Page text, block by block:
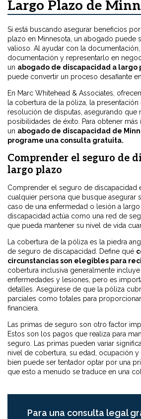
Largo Plazo de
Si está buscando asegurar beneficios
plazo en Minnesota, un abogado puede
valioso. Al ayudar con la
documentación y representarlo en
un abogado de discapacidad a largo
puede convertir un proceso desafiante
En Marc Whitehead & Associates,
la cobertura de la póliza, la
resolución de disputas, asegurando que
posibilidades de éxito. Para obtener
un abogado de discapacidad de
programe una consulta gratuita.
Comprender el seguro de
largo plazo
Comprender el seguro de discapacidad
cualquier persona que busque asegurar
caso de una enfermedad o lesión a
discapacidad actúa como una red de
que pueda mantener su nivel de vida
La cobertura de la póliza es la piedra
de seguro de discapacidad. Define qué
circunstancias son elegibles para
cobertura inclusiva generalmente
enfermedades y lesiones, pero es
detalles. Asegúrese de que la póliza
parciales como totales para
financiera.
Las primas de seguro son otro factor
Estos son los pagos que realiza para
seguro. Las primas pueden variar
nivel de cobertura, su edad, ocupación y
bien puede ser tentador optar por una
que esto a menudo se traduce en una
Para una consulta legal